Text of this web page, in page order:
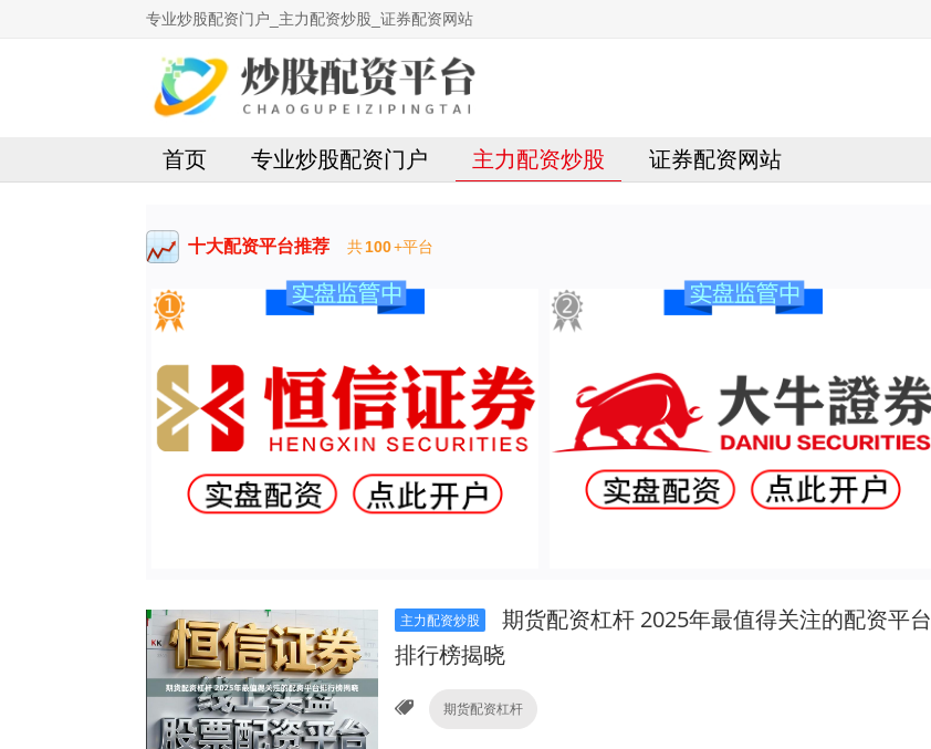
专业炒股配资门户_主力配资炒股_证券配资网站
首页 专业炒股配资门户 主力配资炒股 证券配资网站
十大配资平台推荐 共100+平台
主力配资炒股
期货配资杠杆 2025年最值得关注的配资平台
排行榜揭晓
期货配资杠杆